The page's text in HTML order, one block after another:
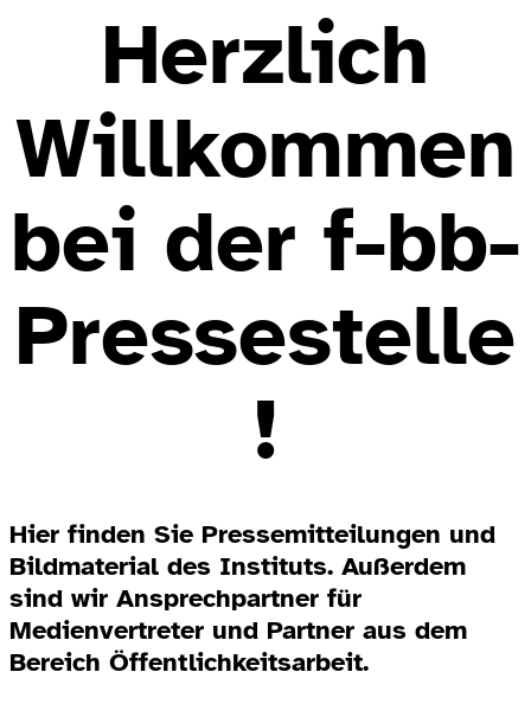
Herzlich
Willkommen
bei der f-bb-
Pressestelle
!
Hier finden Sie Pressemitteilungen und
Bildmaterial des Instituts. Außerdem
sind wir Ansprechpartner für
Medienvertreter und Partner aus dem
Bereich Öffentlichkeitsarbeit.